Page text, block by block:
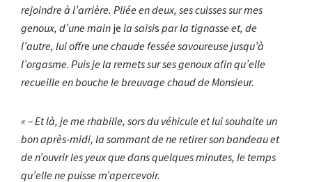
rejoindre à l’arrière. Pliée en deux, ses cuisses sur mes
genoux, d’une main je la saisis par la tignasse et, de
l’autre, lui offre une chaude fessée savoureuse jusqu’à
l’orgasme. Puis je la remets sur ses genoux afin qu’elle
recueille en bouche le breuvage chaud de Monsieur.
« – Et là, je me rhabille, sors du véhicule et lui souhaite un
bon après-midi, la sommant de ne retirer son bandeau et
de n’ouvrir les yeux que dans quelques minutes, le temps
qu’elle ne puisse m’apercevoir.